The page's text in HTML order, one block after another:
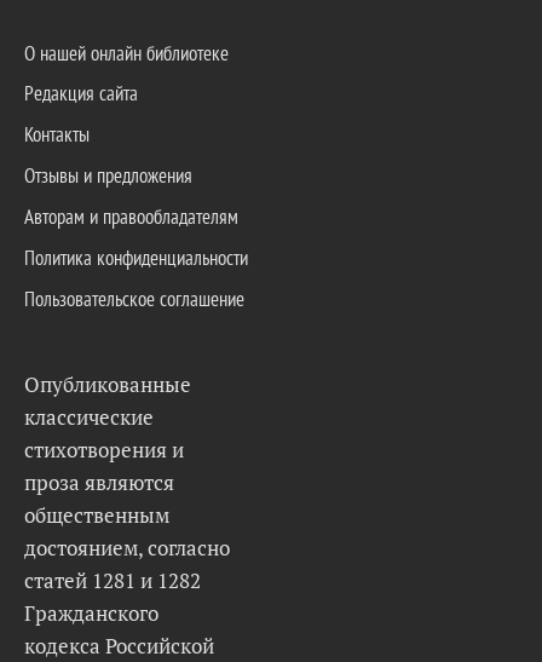
О нашей онлайн библиотеке
Редакция сайта
Контакты
Отзывы и предложения
Авторам и правообладателям
Политика конфиденциальности
Пользовательское соглашение
Опубликованные
классические
стихотворения и
проза являются
общественным
достоянием, согласно
статей 1281 и 1282
Гражданского
кодекса Российской